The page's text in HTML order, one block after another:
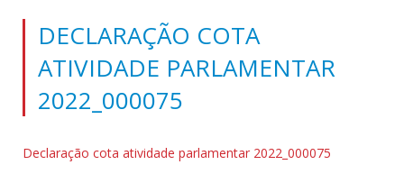
DECLARAÇÃO COTA
ATIVIDADE PARLAMENTAR
2022_000075
Declaração cota atividade parlamentar 2022_000075